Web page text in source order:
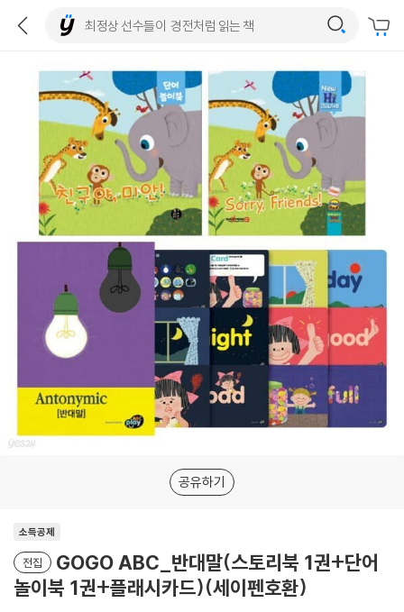
공유하기
소득공제
전집
GOGO ABC_반대말(스토리북 1권+단어
놀이북 1권+플래시카드)(세이펜호환)